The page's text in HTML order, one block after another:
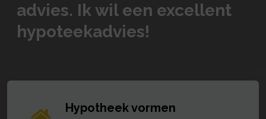
advies. Ik wil een excellent
hypoteekadvies!
Hypotheek vormen